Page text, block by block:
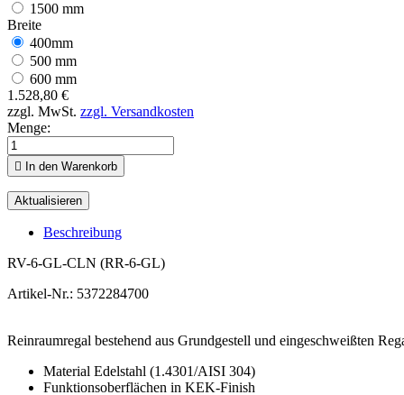
1500 mm
Breite
400mm
500 mm
600 mm
1.528,80 €
zzgl. MwSt. zzgl. Versandkosten
Menge:
 In den Warenkorb
Beschreibung
RV-6-GL-CLN (RR-6-GL)
Artikel-Nr.: 5372284700
Reinraumregal bestehend aus Grundgestell und eingeschweißten
Material Edelstahl (1.4301/AISI 304)
Funktionsoberflächen in KEK-Finish